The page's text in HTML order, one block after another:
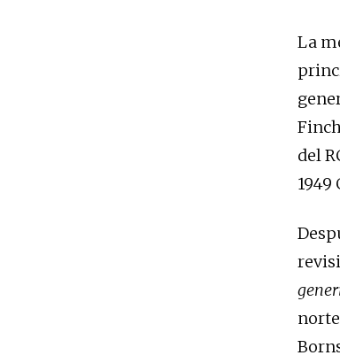
La
del